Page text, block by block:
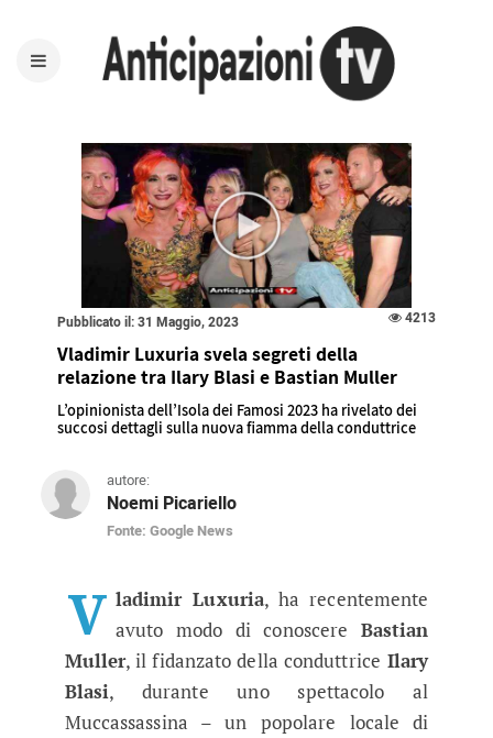
Pubblicato il: 31 Maggio, 2023 4213
Vladimir Luxuria svela segreti della
relazione tra Ilary Blasi e Bastian Muller
L’opinionista dell’Isola dei Famosi 2023 ha rivelato dei
succosi dettagli sulla nuova fiamma della conduttrice
autore:
Noemi Picariello
Fonte: Google News
Vladimir Luxuria svela segreti
V ladimir Luxuria, ha recentemente
avuto modo di conoscere Bastian
Muller, il fidanzato della conduttrice Ilary
Blasi, durante uno spettacolo al
Muccassassina – un popolare locale di